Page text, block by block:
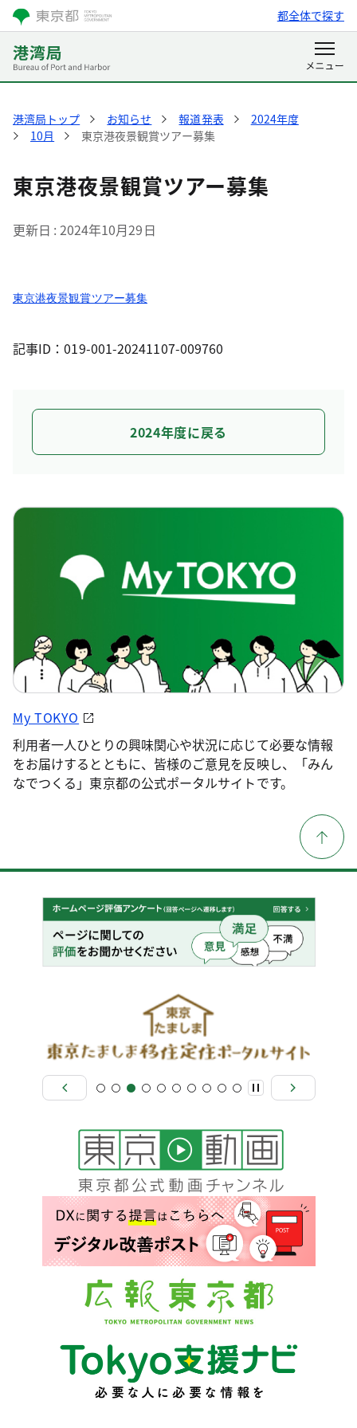
都全体で探す
港湾局トップ お知らせ 報道発表
2024年度
10月
東京港夜景観賞ツアー募集
東京港夜景観賞ツアー募集
更新日 2024年10月29日
東京港夜景観賞ツアー募集
記事ID：019-001-20241107-009760
2024年度に戻る
My TOKYO
利用者一人ひとりの興味関心や状況に応じて必要な情報
をお届けするとともに、皆様のご意見を反映し、「みん
なでつくる」東京都の公式ポータルサイトです。